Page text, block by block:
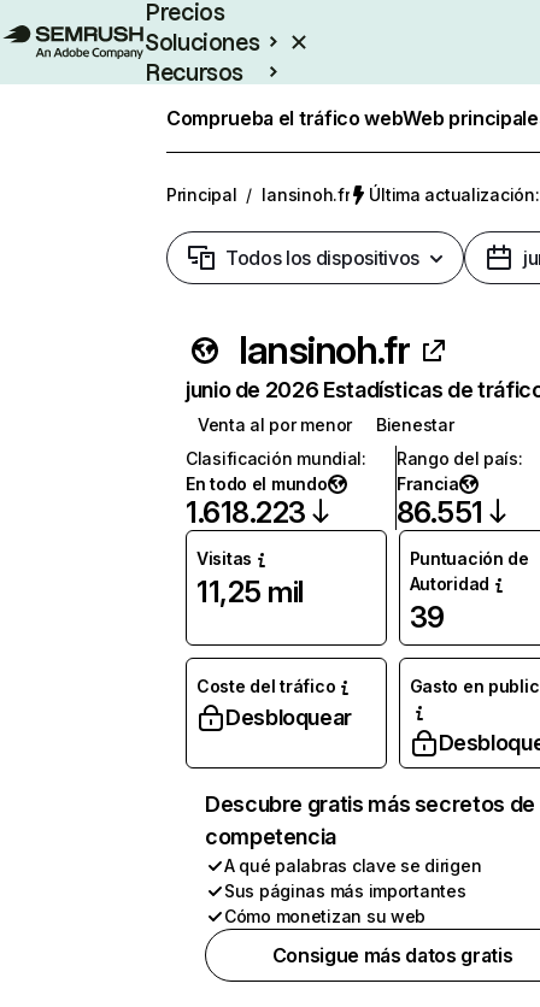
Precios
Soluciones
Recursos
Comprueba el tráfico webWeb
Principal / lansinoh.fr Última
Todos los dispositivos
lansinoh.fr
junio de 2026 Estadísticas de
Venta al por menor
Bienestar
Clasificación mundial:
En todo el mundo
1.618.223
Rango del país:
Francia
86.551
Visitas
11,25 mil
Puntuación de
Autoridad
39
Coste del tráfico
Desbloquear
Gasto en
Descubre gratis más secretos de
competencia
A qué palabras clave se dirigen
Sus páginas más importantes
Cómo monetizan su web
Consigue más datos gratis